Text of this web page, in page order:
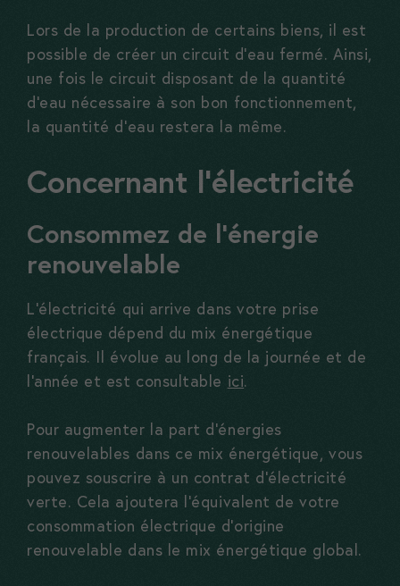
Lors de la production de certains biens, il est
possible de créer un circuit d’eau fermé. Ainsi,
une fois le circuit disposant de la quantité
d’eau nécessaire à son bon fonctionnement,
la quantité d’eau restera la même.
Concernant l’électricité
Consommez de l’énergie
renouvelable
L’électricité qui arrive dans votre prise
électrique dépend du mix énergétique
français. Il évolue au long de la journée et de
l’année et est consultable ici.
Pour augmenter la part d’énergies
renouvelables dans ce mix énergétique, vous
pouvez souscrire à un contrat d’électricité
verte. Cela ajoutera l’équivalent de votre
consommation électrique d’origine
renouvelable dans le mix énergétique global.